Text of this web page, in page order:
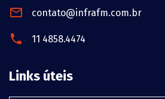
contato@infrafm.com.br
11 4858.4474
Links úteis